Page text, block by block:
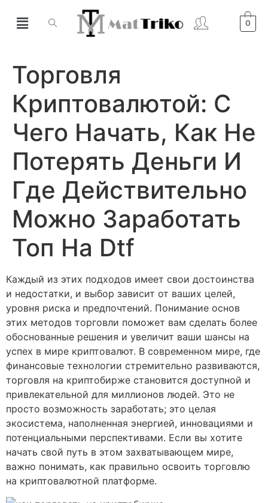
0
Торговля
Криптовалютой: С
Чего Начать, Как Не
Потерять Деньги И
Где Действительно
Можно Заработать
Топ На Dtf
Каждый из этих подходов имеет свои достоинства
и недостатки, и выбор зависит от ваших целей,
уровня риска и предпочтений. Понимание основ
этих методов торговли поможет вам сделать более
обоснованные решения и увеличит ваши шансы на
успех в мире криптовалют. В современном мире, где
финансовые технологии стремительно развиваются,
торговля на криптобирже становится доступной и
привлекательной для миллионов людей. Это не
просто возможность заработать; это целая
экосистема, наполненная энергией, инновациями и
потенциальными перспективами. Если вы хотите
начать свой путь в этом захватывающем мире,
важно понимать, как правильно освоить торговлю
на криптовалютной платформе.